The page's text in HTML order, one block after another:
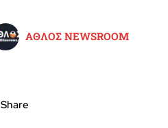
ΑΘΛΟΣ NEWSROOM
Share